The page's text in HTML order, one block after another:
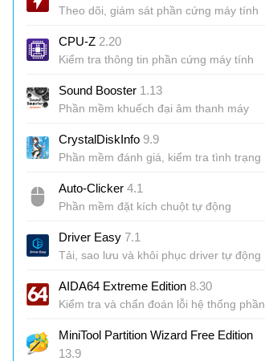
Theo dõi, giám sát phần cứng máy tính
CPU-Z 2.20
Kiểm tra thông tin phần cứng máy tính
Sound Booster 1.13
Phần mềm khuếch đại âm thanh máy
CrystalDiskInfo 9.9
Phần mềm đánh giá, kiểm tra tình trạng
Auto-Clicker 4.1
Phần mềm đặt kích chuột tự động
Driver Easy 7.1
Tải, sao lưu và khôi phục driver tự động
AIDA64 Extreme Edition 8.30
Kiểm tra và chẩn đoán lỗi hệ thống phần
MiniTool Partition Wizard Free Edition
13.9